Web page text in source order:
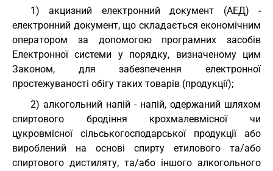
1) акцизний електронний документ (АЕД) -
електронний документ, що складається економічним
оператором за допомогою програмних засобів
Електронної системи у порядку, визначеному цим
Законом, для забезпечення електронної
простежуваності обігу таких товарів (продукції);
2) алкогольний напій - напій, одержаний шляхом
спиртового бродіння крохмалевмісної чи
цукровмісної сільськогосподарської продукції або
вироблений на основі спирту етилового та/або
спиртового дистиляту, та/або іншого алкогольного